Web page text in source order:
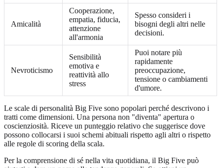
Amicalità
Cooperazione,
empatia, fiducia,
attenzione
all'armonia
Spesso consideri i
bisogni degli altri nelle
decisioni.
Nevroticismo
Sensibilità
emotiva e
reattività allo
stress
Puoi notare più
rapidamente
preoccupazione,
tensione o cambiamenti
d'umore.
Le scale di personalità Big Five sono popolari perché descrivono i
tratti come dimensioni. Una persona non "diventa" apertura o
coscienziosità. Riceve un punteggio relativo che suggerisce dove
possono collocarsi i suoi schemi abituali rispetto agli altri o rispetto
alle regole di scoring della scala.
Per la comprensione di sé nella vita quotidiana, il Big Five può